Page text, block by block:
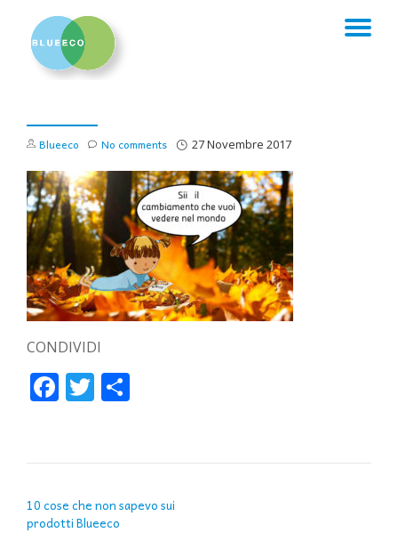
Blueeco 27 Novembre 2017
No comments
CONDIVIDI
FacebookTwitter
10 cose che non sapevo sui
prodotti Blueeco